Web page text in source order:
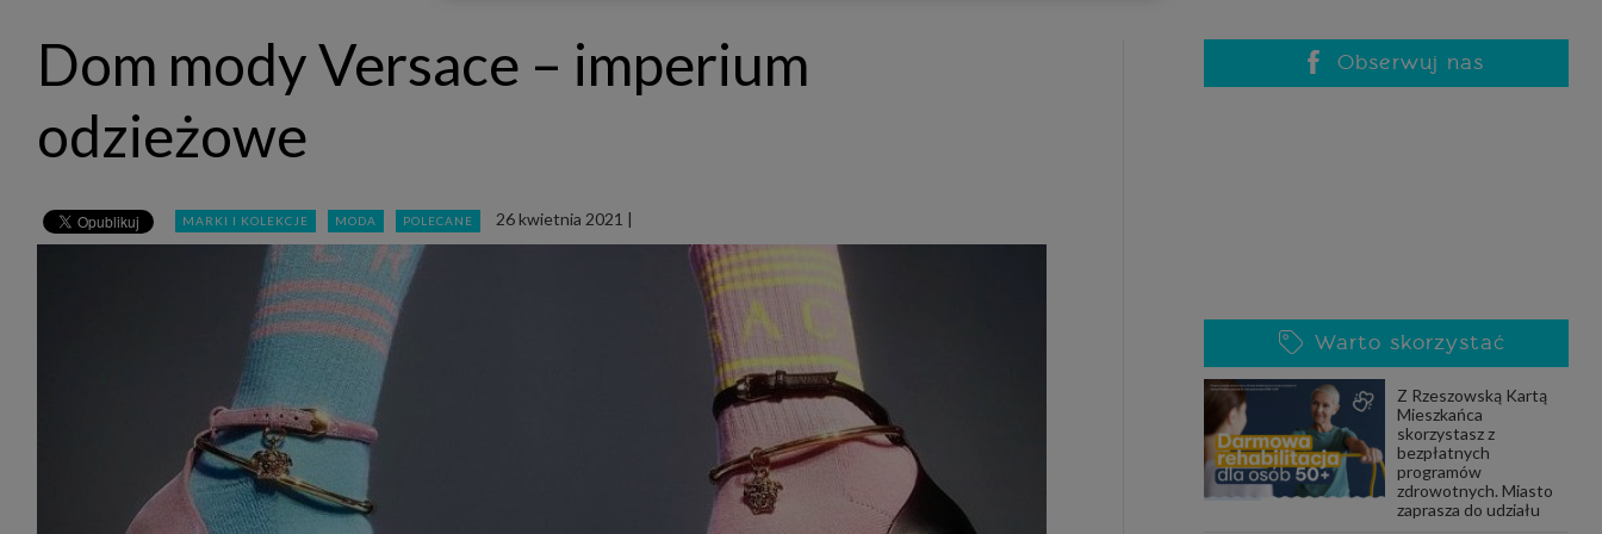
takie nie wymaga dodatkowej zgody z Twojej strony, ale możesz mu się w każdej chwili sprzeciwić. O ile nie
zdecydujesz inaczej, dokonując stosownych zmian ustawień w Twojej przeglądarce, podmioty z Grupy SAGIER
będą również instalować na Twoich urządzeniach pliki cookies i podobne oraz odczytywać informacje z takich
plików. Bliższe informacje o cookies znajdziesz w akapicie „Cookies” pod koniec tej informacji.
Jeżeli wyrazisz zgodę, o którą wyżej prosimy, administratorami Twoich danych osobowych będą także nasi
Zaufani Partnerzy. Listę Zaufanych Partnerów możesz sprawdzić w każdym momencie na stronie naszej
i tam też zmodyfikować lub cofnąć swoje zgody.
Twoje dane przetwarzamy w następujących celach:
1. Jeśli zawieramy z Tobą umowę o realizację danej usługi (np. usługi zapewniającej Ci możliwość zapoznania się
z jednym z naszych serwisów w oparciu o treść regulaminu tego serwisu), to możemy przetwarzać Twoje dane w
Dom mody Versace – imperium
odzieżowe
MARKI I KOLEKCJE MODA POLECANE 26 kwietnia 2021 |
Obserwuj nas
Warto skorzystać
Z Rzeszowską Kartą
Mieszkańca
skorzystasz z
bezpłatnych
programów
zdrowotnych. Miasto
zaprasza do udziału